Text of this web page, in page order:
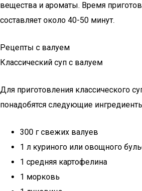
вещества и ароматы. Время
составляет около 40-50 минут.
Рецепты с валуем
Классический суп с валуем
Для приготовления классического
понадобятся следующие
300 г свежих валуев
1 л куриного или овощного
1 средняя картофелина
1 морковь